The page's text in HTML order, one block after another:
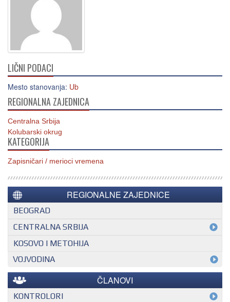
LIČNI PODACI
Mesto stanovanja: Ub
REGIONALNA ZAJEDNICA
Centralna Srbija
Kolubarski okrug
KATEGORIJA
Zapisničari / merioci vremena
REGIONALNE ZAJEDNICE
BEOGRAD
CENTRALNA SRBIJA
KOSOVO I METOHIJA
VOJVODINA
ČLANOVI
KONTROLORI